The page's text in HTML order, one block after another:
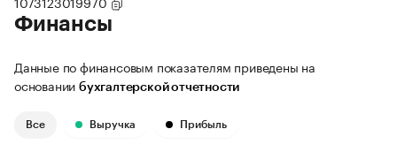
Финансы
Данные по финансовым показателям приведены на
основании бухгалтерской отчетности
Все Выручка Прибыль